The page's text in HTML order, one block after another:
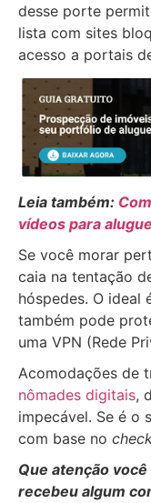
desse porte
lista com sites
acesso a portais
Leia também:
vídeos para
Se você morar
caia na tentação
hóspedes. O ideal
também pode
uma VPN (Rede
Acomodações de
nômades digitais,
impecável. Se é o
com base no
Que atenção
recebeu algum